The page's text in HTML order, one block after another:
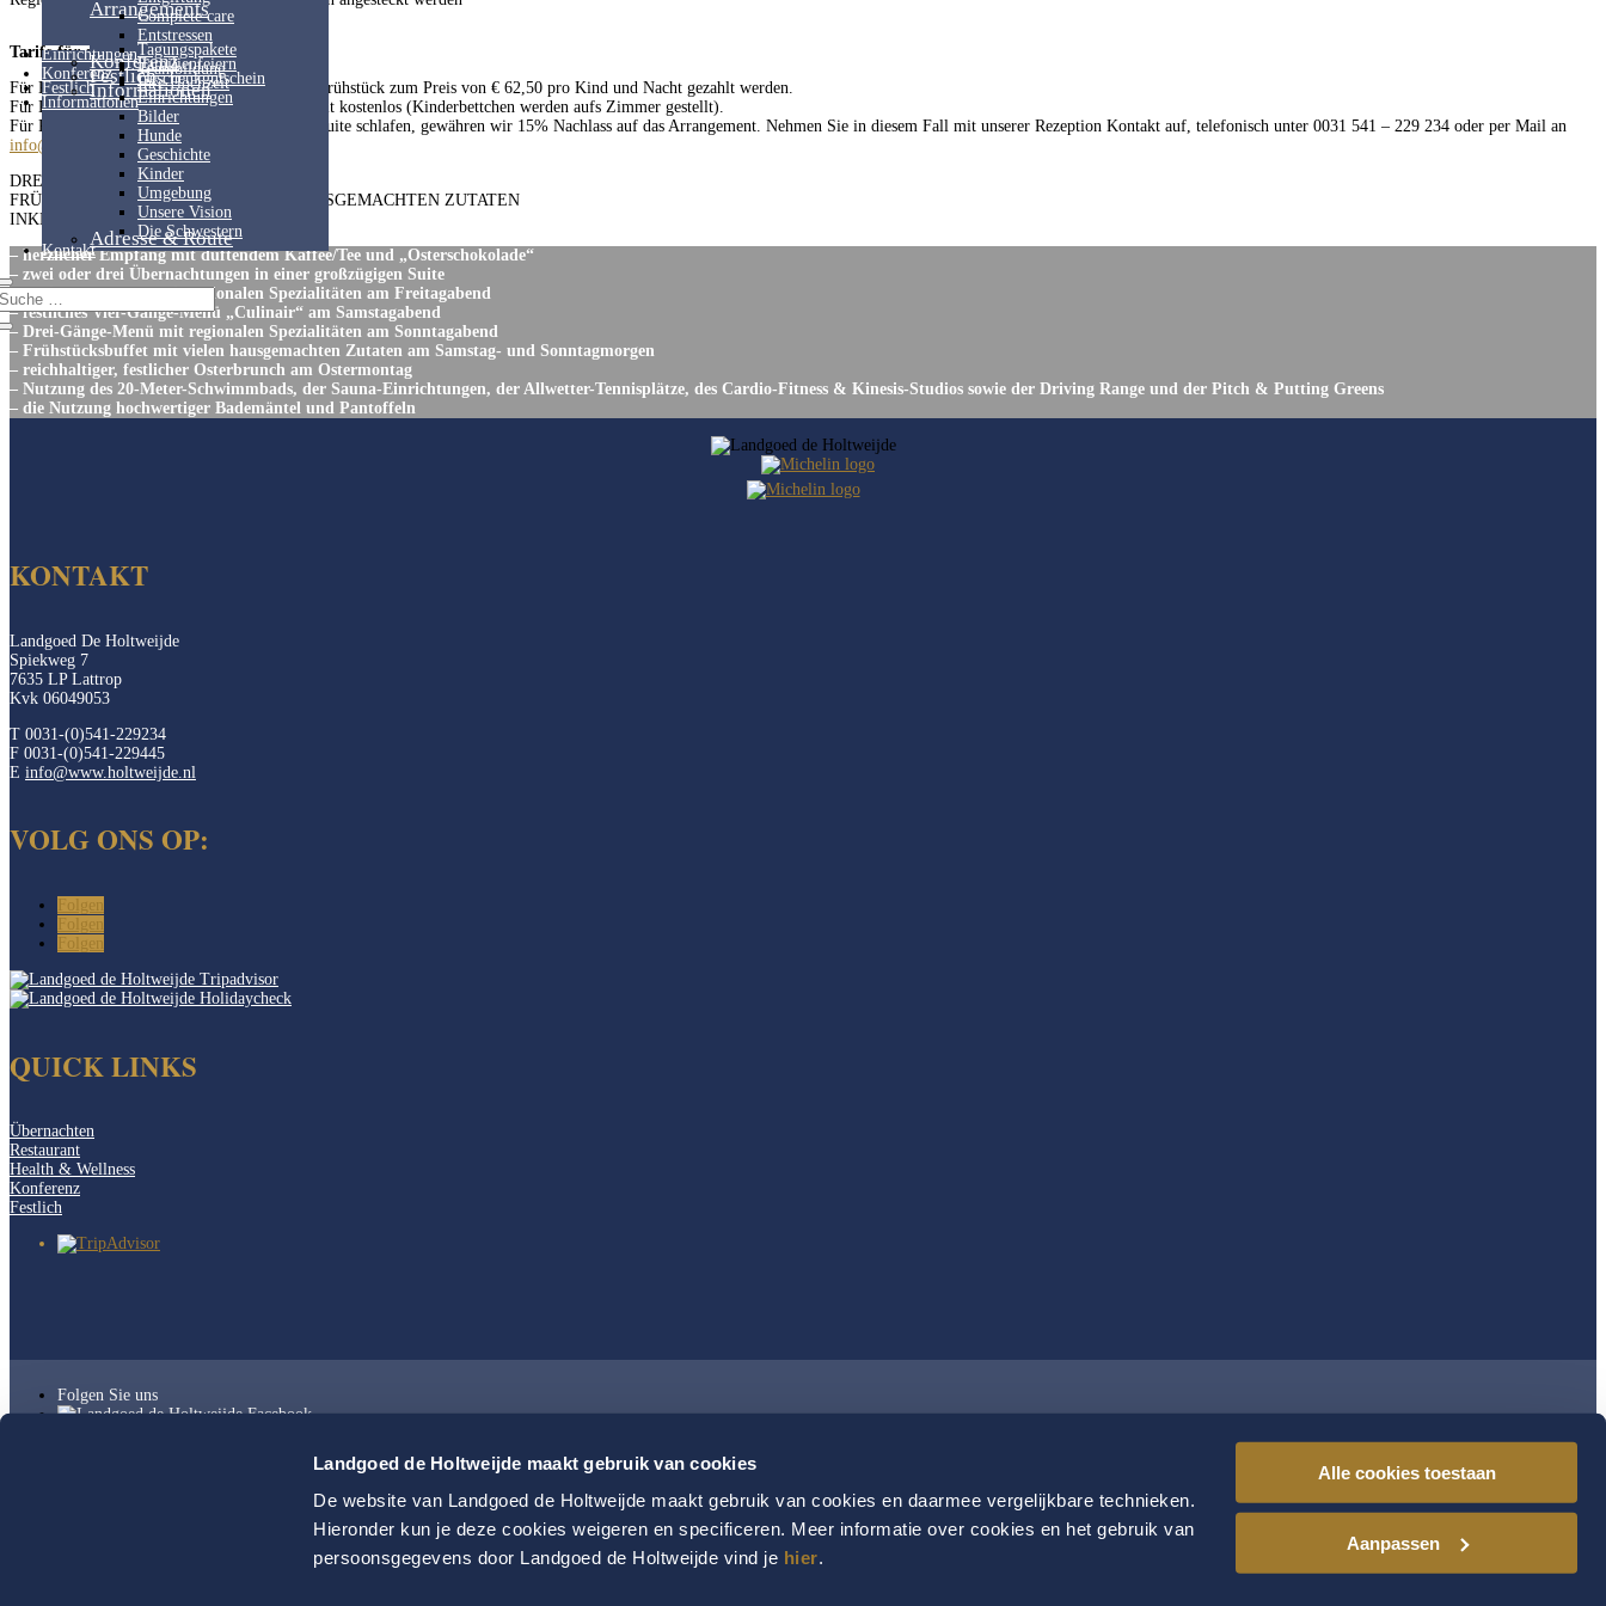
Landgoed de Holtweijde maakt gebruik van cookies
De website van Landgoed de Holtweijde maakt gebruik van cookies en daarmee vergelijkbare technieken.
Hieronder kun je deze cookies weigeren en specificeren. Meer informatie over cookies en het gebruik van
persoonsgegevens door Landgoed de Holtweijde vind je hier.
Alle cookies toestaan
Aanpassen
Arrangements
Complete care
Entstressen
Einrichtungen
Konferenz
Konferenz
Tagungspakete
Teambildung
Festlich
Festlich
Familienfeiern
Ihre Hochzeit
Informationen
Informationen
Geschenkgutschein
Einrichtungen
Bilder
Hunde
Geschichte
Kinder
Umgebung
Unsere Vision
Die Schwestern
Kontakt
Adresse & Route
Tarife für die kleinen Gäste:
Für Kinder von 4 bis 12 Jahren muss nur das Frühstück zum Preis von € 62,50 pro Kind und Nacht gezahlt werden.
Für Kinder von 0 bis 3 Jahren ist der Aufenthalt kostenlos (Kinderbettchen werden aufs Zimmer gestellt).
Für Kinder bis 12 Jahre, die in einer eigenen Suite schlafen, gewähren wir 15% Nachlass auf das Arrangement. Nehmen Sie in diesem Fall mit unserer Rezeption Kontakt auf, telefonisch unter 0031 541 – 229 234 oder per Mail an
info@www.holtweijde.nl
DREI ÜBERNACHTUNGEN
FRÜHSTÜCKSBUFFET MIT VIELEN HAUSGEMACHTEN ZUTATEN
INKLUSIVE DINNER
– herzlicher Empfang mit duftendem Kaffee/Tee und „Osterschokolade“
– zwei oder drei Übernachtungen in einer großzügigen Suite
– Drei-Gänge-Menü mit regionalen Spezialitäten am Freitagabend
– festliches Vier-Gänge-Menü „Culinair“ am Samstagabend
– Drei-Gänge-Menü mit regionalen Spezialitäten am Sonntagabend
– Frühstücksbuffet mit vielen hausgemachten Zutaten am Samstag- und Sonntagmorgen
– reichhaltiger, festlicher Osterbrunch am Ostermontag
– Nutzung des 20-Meter-Schwimmbads, der Sauna-Einrichtungen, der Allwetter-Tennisplätze, des Cardio-Fitness & Kinesis-Studios sowie der Driving Range und der Pitch & Putting Greens
– die Nutzung hochwertiger Bademäntel und Pantoffeln
KONTAKT
Landgoed De Holtweijde
Spiekweg 7
7635 LP Lattrop
Kvk 06049053
T 0031-(0)541-229234
F 0031-(0)541-229445
E info@www.holtweijde.nl
VOLG ONS OP:
Folgen
Folgen
Folgen
QUICK LINKS
Übernachten
Restaurant
Health & Wellness
Konferenz
Festlich
Folgen Sie uns